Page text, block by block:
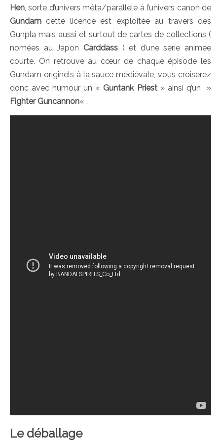
Hen, sorte d’univers méta/parallèle à l’univers canon de
Gundam cette licence est exploitée au travers des
Gunpla mais aussi et surtout de cartes de collections (
nomées au Japon Carddass) et d’une série animée
courte. On retrouve au cœur de chaque épisode les
Gundam originels à la sauce médiévale, vous croiserez
donc avec humour un « Guntank Priest» ainsi q’un »
Fighter Guncannon« .
Le déballage